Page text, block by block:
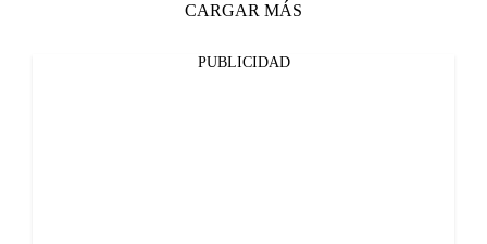
CARGAR MÁS
PUBLICIDAD